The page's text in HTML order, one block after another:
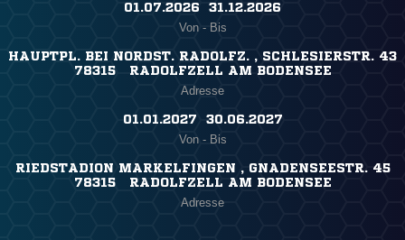
01.07.2026 ​ 31.12.2026
Von - Bis
HAUPTPL. BEI NORDST. RADOLFZ. , SCHLESIERSTR. 43
78315 RADOLFZELL AM BODENSEE
Adresse
01.01.2027 ​ 30.06.2027
Von - Bis
RIEDSTADION MARKELFINGEN , GNADENSEESTR. 45
78315 RADOLFZELL AM BODENSEE
Adresse